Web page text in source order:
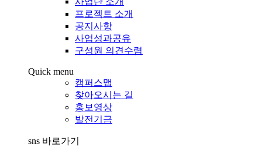
프로젝트 소개
공지사항
사업성과공유
구성원 의견수렴
Quick menu
캠퍼스맵
찾아오시는 길
홍보영상
발전기금
sns 바로가기